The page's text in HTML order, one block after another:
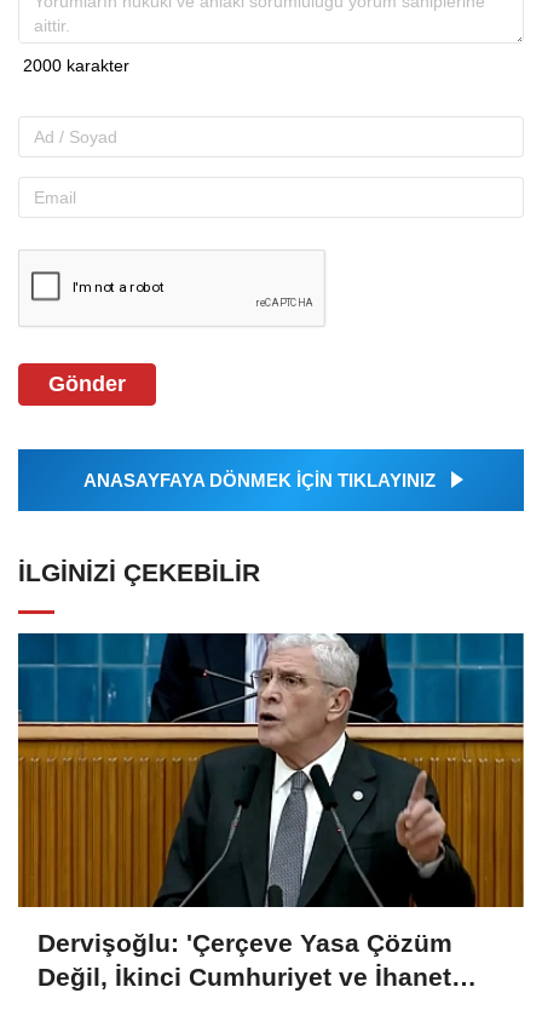
Gönder
ANASAYFAYA DÖNMEK İÇİN TIKLAYINIZ
İLGINIZI ÇEKEBILIR
Dervişoğlu: 'Çerçeve Yasa Çözüm
Değil, İkinci Cumhuriyet ve İhanet